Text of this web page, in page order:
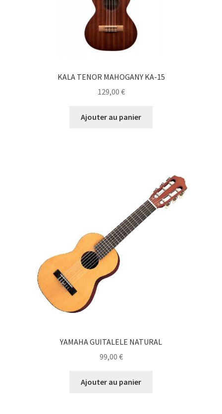
KALA TENOR MAHOGANY KA-15
129,00 €
Ajouter au panier
YAMAHA GUITALELE NATURAL
99,00 €
Ajouter au panier